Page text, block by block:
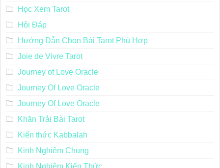
Học Xem Tarot
Hỏi Đáp
Hướng Dẫn Chọn Bài Tarot Phù Hợp
Joie de Vivre Tarot
Journey of Love Oracle
Journey Of Love Oracle
Journey Of Love Oracle
Khăn Trải Bài Tarot
Kiến thức Kabbalah
Kinh Nghiệm Chung